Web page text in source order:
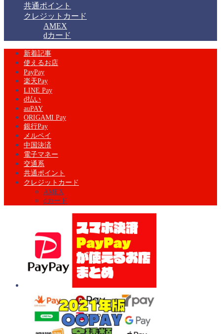
共通ポイント
クレジットカード
AMEX
dカード
新着記事
使えるお店
PayPay
楽天Pay
LINE Pay
d払い
auPAY
ORIGAMI Pay
銀行Pay
メルペイ
中国決済
電子マネー
交通系
共通ポイント
クレジットカード
AMEX
dカード